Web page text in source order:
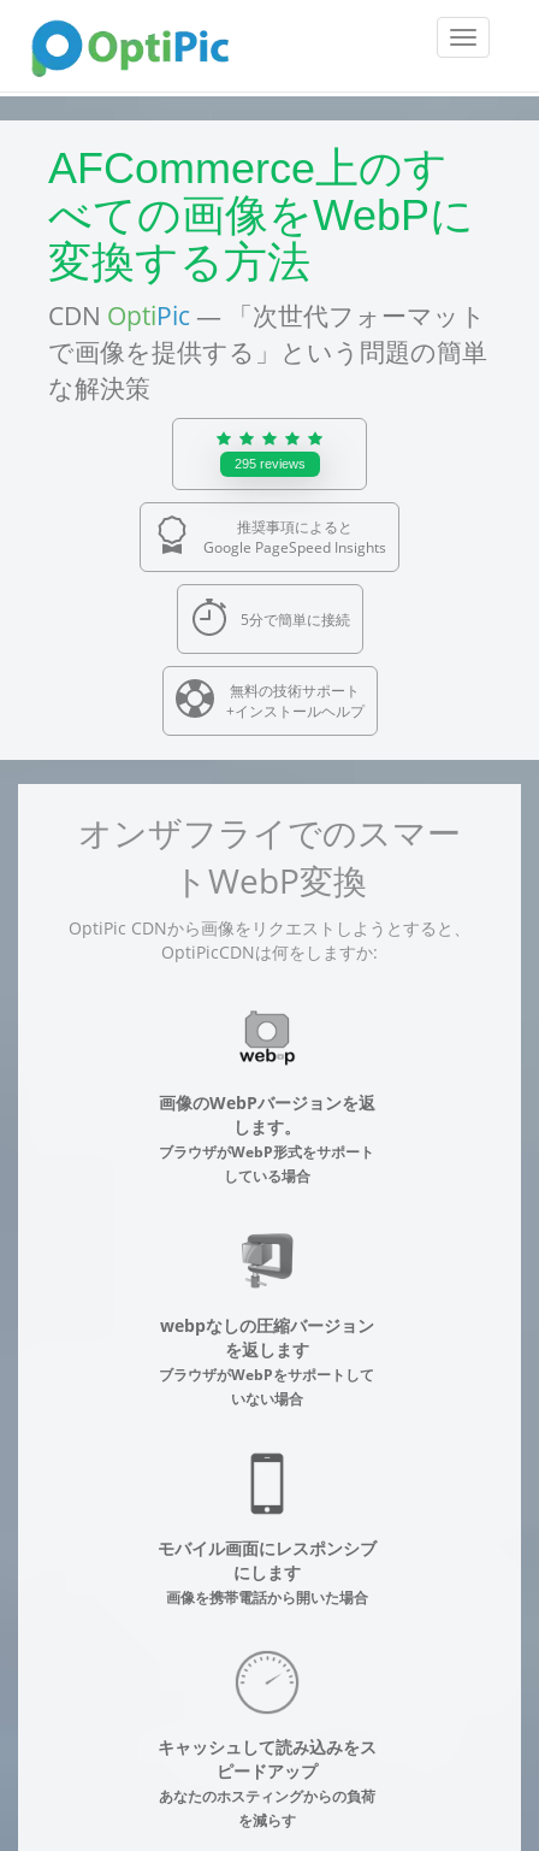
Toggle
AFCommerce上のす
べての画像をWebPに
変換する方法
CDN OptiPic — 「次世代フォーマット
で画像を提供する」という問題の簡単
な解決策
295 reviews
推奨事項によると
Google PageSpeed Insights
5分で簡単に接続
無料の技術サポート
+インストールヘルプ
オンザフライでのスマー
トWebP変換
OptiPic CDNから画像をリクエストしようとすると、
OptiPicCDNは何をしますか:
画像のWebPバージョンを返
します。
ブラウザがWebP形式をサポート
している場合
webpなしの圧縮バージョン
を返します
ブラウザがWebPをサポートして
いない場合
モバイル画面にレスポンシブ
にします
画像を携帯電話から開いた場合
キャッシュして読み込みをス
ピードアップ
あなたのホスティングからの負荷
を減らす